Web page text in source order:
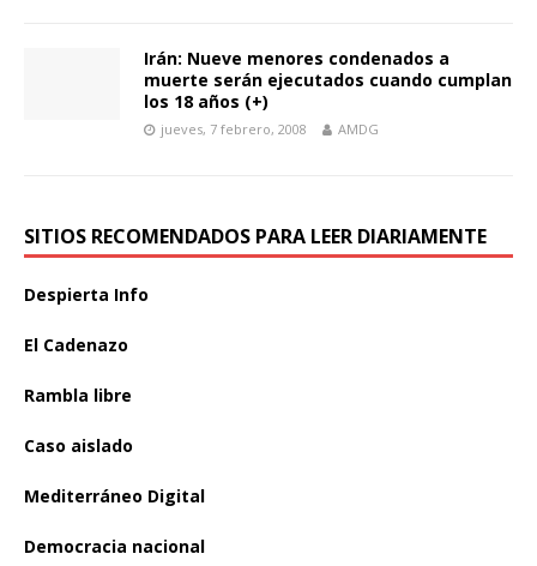
Irán: Nueve menores condenados a
muerte serán ejecutados cuando cumplan
los 18 años (+)
jueves, 7 febrero, 2008 AMDG
SITIOS RECOMENDADOS PARA LEER DIARIAMENTE
Despierta Info
El Cadenazo
Rambla libre
Caso aislado
Mediterráneo Digital
Democracia nacional